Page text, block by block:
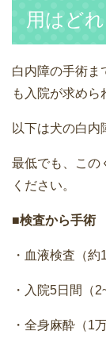
用はど
白内障の手術ま
も入院が求めら
以下は犬の白内
最低でも、この
ください。
■検査から手術
・血液検査（約
・入院5日間（
・全身麻酔（1